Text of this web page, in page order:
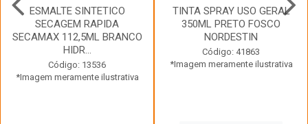
ESMALTE SINTETICO
SECAGEM RAPIDA
SECAMAX 112,5ML BRANCO
HIDR...
Código: 13536
*Imagem meramente ilustrativa
TINTA SPRAY USO GERAL
350ML PRETO FOSCO
NORDESTIN
Código: 41863
*Imagem meramente ilustrativa